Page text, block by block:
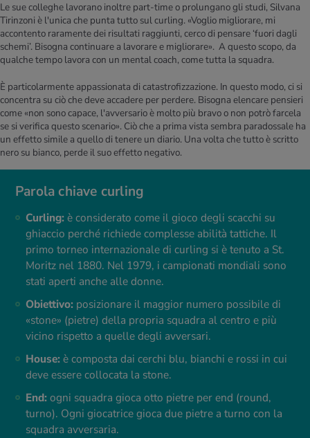
Parola chiave curling
Curling: è considerato come il gioco degli scacchi su
ghiaccio perché richiede complesse abilità tattiche. Il
primo torneo internazionale di curling si è tenuto a St.
Moritz nel 1880. Nel 1979, i campionati mondiali sono
stati aperti anche alle donne.
Obiettivo: posizionare il maggior numero possibile di
«stone» (pietre) della propria squadra al centro e più
vicino rispetto a quelle degli avversari.
House: è composta dai cerchi blu, bianchi e rossi in cui
deve essere collocata la stone.
End: ogni squadra gioca otto pietre per end (round,
turno). Ogni giocatrice gioca due pietre a turno con la
squadra avversaria.
Le sue colleghe lavorano inoltre part-time o prolungano gli studi, Silvana
Tirinzoni è l'unica che punta tutto sul curling. «Voglio migliorare, mi
accontento raramente dei risultati raggiunti, cerco di pensare ‘fuori dagli
schemi’. Bisogna continuare a lavorare e migliorare». A questo scopo, da
qualche tempo lavora con un mental coach, come tutta la squadra.
È particolarmente appassionata di catastrofizzazione. In questo modo, ci si
concentra su ciò che deve accadere per perdere. Bisogna elencare pensieri
come «non sono capace, l'avversario è molto più bravo o non potrò farcela
se si verifica questo scenario». Ciò che a prima vista sembra paradossale ha
un effetto simile a quello di tenere un diario. Una volta che tutto è scritto
nero su bianco, perde il suo effetto negativo.